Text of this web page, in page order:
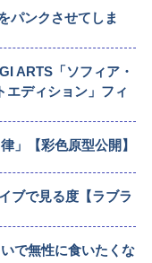
パンクさせてしま
ARTS「ソフィア・
エディション」フィ
」【彩色原型公開】
ブで見る度【ラブラ
で無性に食いたくな